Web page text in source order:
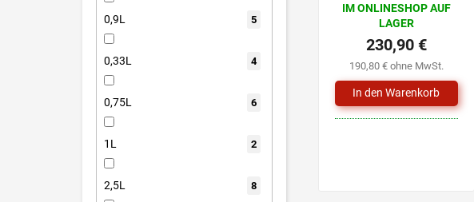
0,9L 5
0,33L 4
0,75L 6
1L 2
2,5L 8
IM ONLINESHOP AUF
LAGER
190,80 € ohne MwSt.
230,90 €